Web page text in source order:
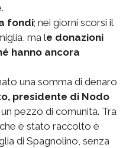
fondi; nei giorni scorsi il
ma le donazioni
hanno ancora
una somma di denaro
presidente di Nodo
pezzo di comunità. Tra
è stato raccolto è
di Spagnolino, senza